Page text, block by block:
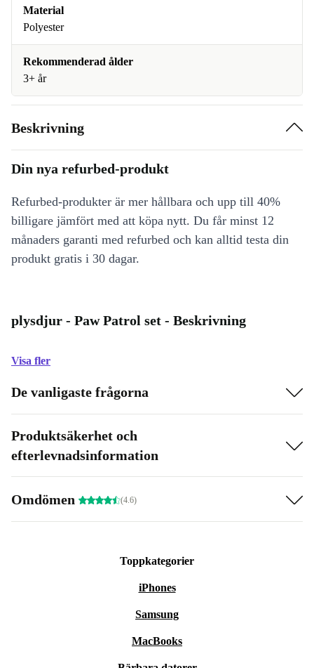
Material
Polyester
Rekommenderad ålder
3+ år
Beskrivning
Din nya refurbed-produkt
Refurbed-produkter är mer hållbara och upp till 40%
billigare jämfört med att köpa nytt. Du får minst 12
månaders garanti med refurbed och kan alltid testa din
produkt gratis i 30 dagar.
plysdjur - Paw Patrol set - Beskrivning
Visa fler
De vanligaste frågorna
Produktsäkerhet och
efterlevnadsinformation
Omdömen (4.6)
Toppkategorier
iPhones
Samsung
MacBooks